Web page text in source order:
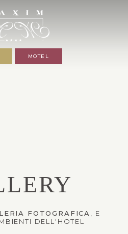
MOTEL
FOTOGRAFICA
, E
DELL'HOTEL